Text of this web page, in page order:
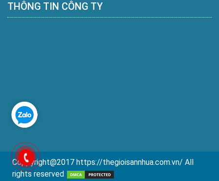
THÔNG TIN CÔNG TY
Coppyright@2017 https://thegioisannhua.com.vn/ All
rights reserved